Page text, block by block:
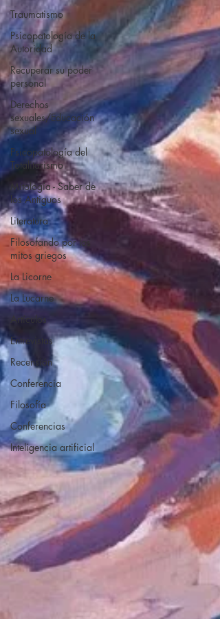
Traumatismo
Psicopatología de la
Autoridad
Recuperar su poder
personal
Derechos
sexuales/Educación
sexual
Psicopatología del
Totalitarismo
Mitología - Saber de
los Antiguos
Literatura
Filosofando por los
mitos griegos
La Licorne
La Lucarne
Artículos
Entrevistas
Recensión
Conferencia
Filosofía
Conferencias
Inteligencia artificial